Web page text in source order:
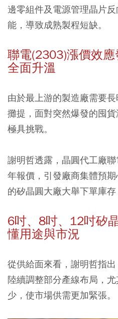
邊零組件及電源管理晶片
能，導致成熟製程短缺。
聯電(2303)漲價效
全面升溫
由於最上游的製造廠需要
攤提，面對突然爆發的囤
極具挑戰。
謝明哲透露，晶圓代工廠
年報價，引發廠商集體預
的矽晶圓大廠大舉下單庫存
6吋、8吋、12吋矽
懂用途與市況
從供給面來看，謝明哲指
陸續調整部分產線布局，
少，使市場供需更加緊張。